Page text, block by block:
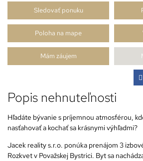
Sledovať ponuku
Poloha na mape
Mám záujem
Popis nehnuteľnosti
Hľadáte bývanie s príjemnou atmosférou,
nasťahovať a kochať sa krásnymi výhľadmi?
Jacek reality s.r.o. ponúka prenájom 3
Rozkvet v Považskej Bystrici. Byt sa